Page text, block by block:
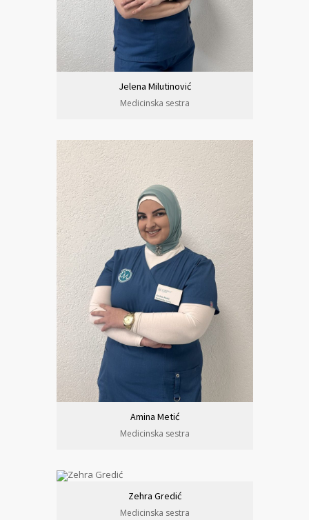
Jelena Milutinović
Medicinska sestra
Amina Metić
Medicinska sestra
Zehra Gredić
Medicinska sestra